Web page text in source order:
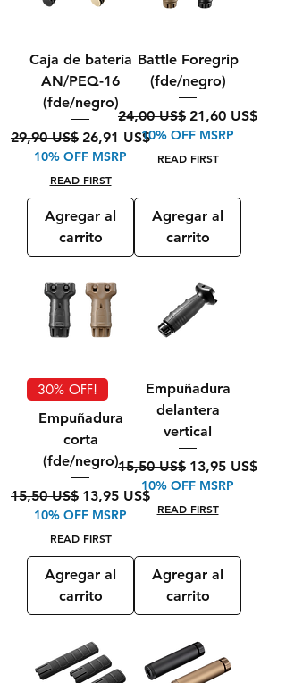
Caja de batería
AN/PEQ-16
(fde/negro)
Precio
29,90 US$ Precio de oferta
26,91 US$
10% OFF MSRP
READ FIRST
Agregar al
carrito
Battle Foregrip
(fde/negro)
Precio
24,00 US$ Precio de
21,60 US$
10% OFF MSRP
READ FIRST
Agregar al
carrito
30% OFF!
Empuñadura
corta
(fde/negro)
Precio
15,50 US$ Precio de oferta
13,95 US$
10% OFF MSRP
READ FIRST
Agregar al
carrito
Empuñadura
delantera
vertical
Precio
15,50 US$ Precio de
13,95 US$
10% OFF MSRP
READ FIRST
Agregar al
carrito